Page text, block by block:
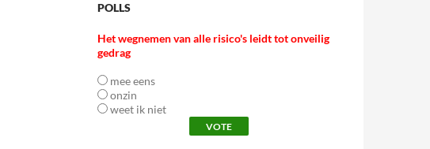
POLLS
Het wegnemen van alle risico's leidt tot onveilig
gedrag
mee eens
onzin
weet ik niet